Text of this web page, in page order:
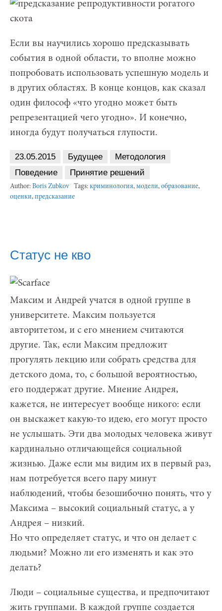
Если вы научились хорошо предсказывать
события в одной области, то вполне можно
попробовать использовать успешную модель и
в других областях. В конце концов, как сказал
один философ «что угодно может быть
репрезентацией чего угодно». И конечно,
иногда будут получаться глупости.
23.05.2015 Будущее
Методология
Поведение
Принятие решений
Author: Boris Zubkov Tags: криминология, модели, образование,
оценки, предсказание
Статус не кво
Максим и Андрей учатся в одной группе в
университете. Максим пользуется
авторитетом, и с его мнением считаются
другие. Так, если Максим предложит
прогулять лекцию или собрать средства для
детского дома, то, с большой вероятностью,
его поддержат другие. Мнение Андрея,
кажется, не интересует вообще никого: если
он выскажет какую-то идею, его могут просто
не услышать. Эти два молодых человека живут
кардинально отличающейся социальной
жизнью. Даже если мы видим их в первый раз,
нам потребуется всего пару минут
наблюдений, чтобы безошибочно понять, что у
Максима – высокий социальный статус, а у
Андрея – низкий.
Но что определяет статус, и что он делает с
людьми? Можно ли его изменять и как это
делать?
Люди – социальные существа, и предпочитают
жить группами. В каждой группе создается